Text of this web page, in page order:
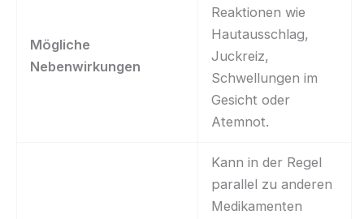
Mögliche
Nebenwirkungen
Reaktionen wie
Hautausschlag,
Juckreiz,
Schwellungen im
Gesicht oder
Atemnot.
Kann in der Regel
parallel zu anderen
Medikamenten